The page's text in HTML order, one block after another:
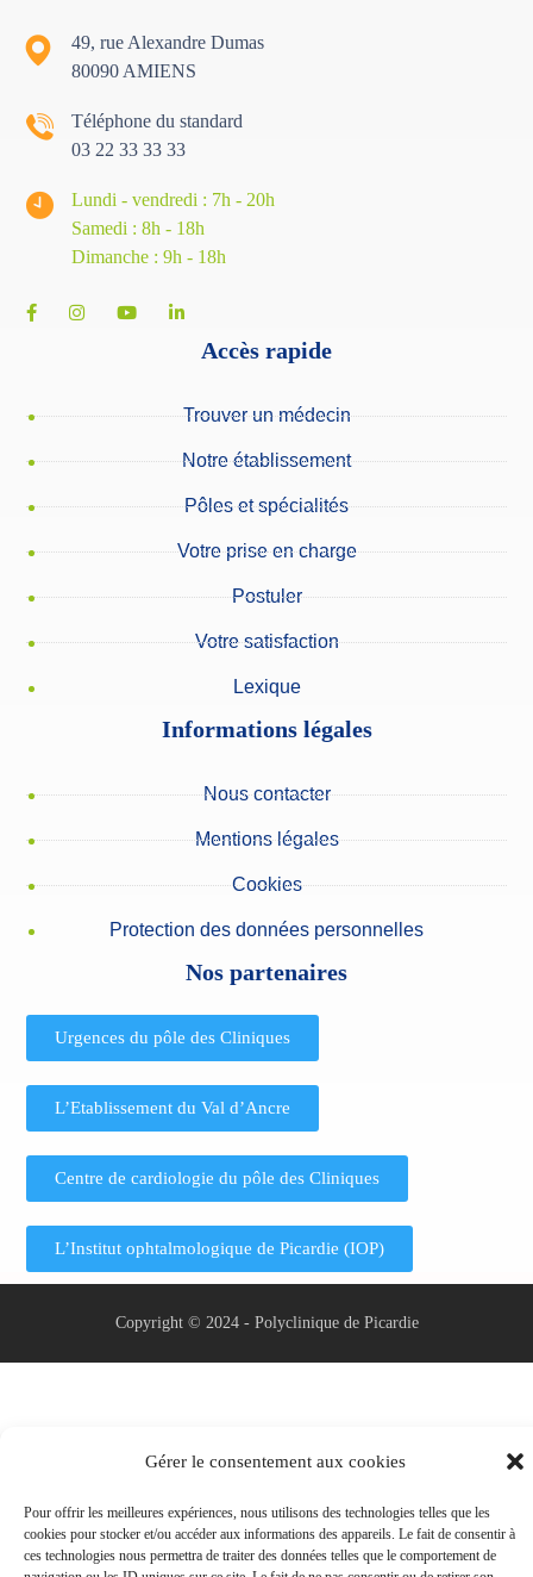
Gérer le consentement aux cookies
Pour offrir les meilleures expériences, nous utilisons des technologies telles que les
cookies pour stocker et/ou accéder aux informations des appareils. Le fait de consentir à
ces technologies nous permettra de traiter des données telles que le comportement de
49, rue Alexandre Dumas
80090 AMIENS
Téléphone du standard
03 22 33 33 33
Lundi - vendredi : 7h - 20h
Samedi : 8h - 18h
Dimanche : 9h - 18h
Accès rapide
Trouver un médecin
Notre établissement
Pôles et spécialités
Votre prise en charge
Postuler
Votre satisfaction
Lexique
Informations légales
Nous contacter
Mentions légales
Cookies
Protection des données personnelles
Nos partenaires
Urgences du pôle des Cliniques
L’Etablissement du Val d’Ancre
Centre de cardiologie du pôle des Cliniques
L’Institut ophtalmologique de Picardie (IOP)
Copyright © 2024 - Polyclinique de Picardie